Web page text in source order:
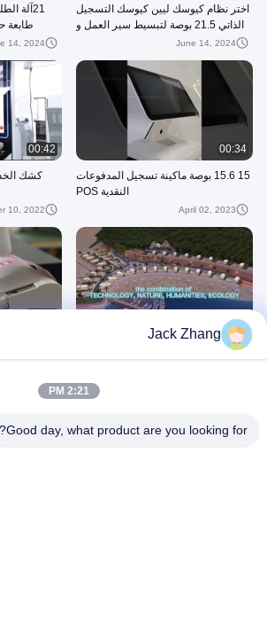
اختر نظام كيوسك ليين كيوسك التسجيل
الذاتي 21.5 بوصة لتبسيط سير العمل و
June 14, 2024
14, 2024
00:34
15 15.6 بوصة ماكينة تسجيل المدفوعات
النقدية POS
April 02, 2023
00:42
كشك
10, 2022
منزل صغير جاهز متنقل للنوم مع عائلة
كبسولة
مقاس 15.6 بوصة
Jack Zhang
2:21 PM
Good day, what product are you looking for?